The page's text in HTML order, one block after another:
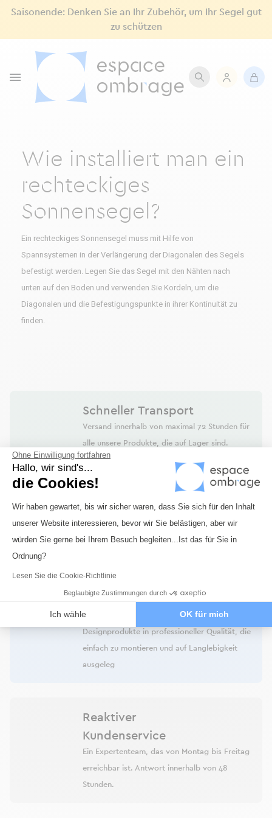
Ohne Einwilligung fortfahren
Hallo, wir sind's...
die Cookies!
Einwilligungsmanagementplattform:
Wir haben gewartet, bis wir sicher waren, dass Sie sich für den Inhalt
unserer Website interessieren, bevor wir Sie belästigen, aber wir
würden Sie gerne bei Ihrem Besuch begleiten...Ist das für Sie in
Ordnung?
Lesen Sie die Cookie-Richtlinie
Beglaubigte Zustimmungen durch
Ich wähle OK für mich
Axeptio consent
Saisonende: Denken Sie an Ihr Zubehör, um Ihr Segel gut
zu schützen

Wie installiert man ein
rechteckiges
Sonnensegel?
Ein rechteckiges Sonnensegel muss mit Hilfe von
Spannsystemen in der Verlängerung der Diagonalen des Segels
befestigt werden. Legen Sie das Segel mit den Nähten nach
unten auf den Boden und verwenden Sie Kordeln, um die
Diagonalen und die Befestigungspunkte in ihrer Kontinuität zu
finden.
Schneller Transport
Versand innerhalb von maximal 72 Stunden für
alle unsere Produkte, die auf Lager sind.
Zahlung über Monetico per Kreditkarte oder
Banküberweisung. Zahlung in 3 oder 4 Raten
verfügbar.
Garantie von 2 bis 5
Jahren
Designprodukte in professioneller Qualität, die
einfach zu montieren und auf Langlebigkeit
ausgeleg
Reaktiver
Kundenservice
Ein Expertenteam, das von Montag bis Freitag
erreichbar ist. Antwort innerhalb von 48
Stunden.